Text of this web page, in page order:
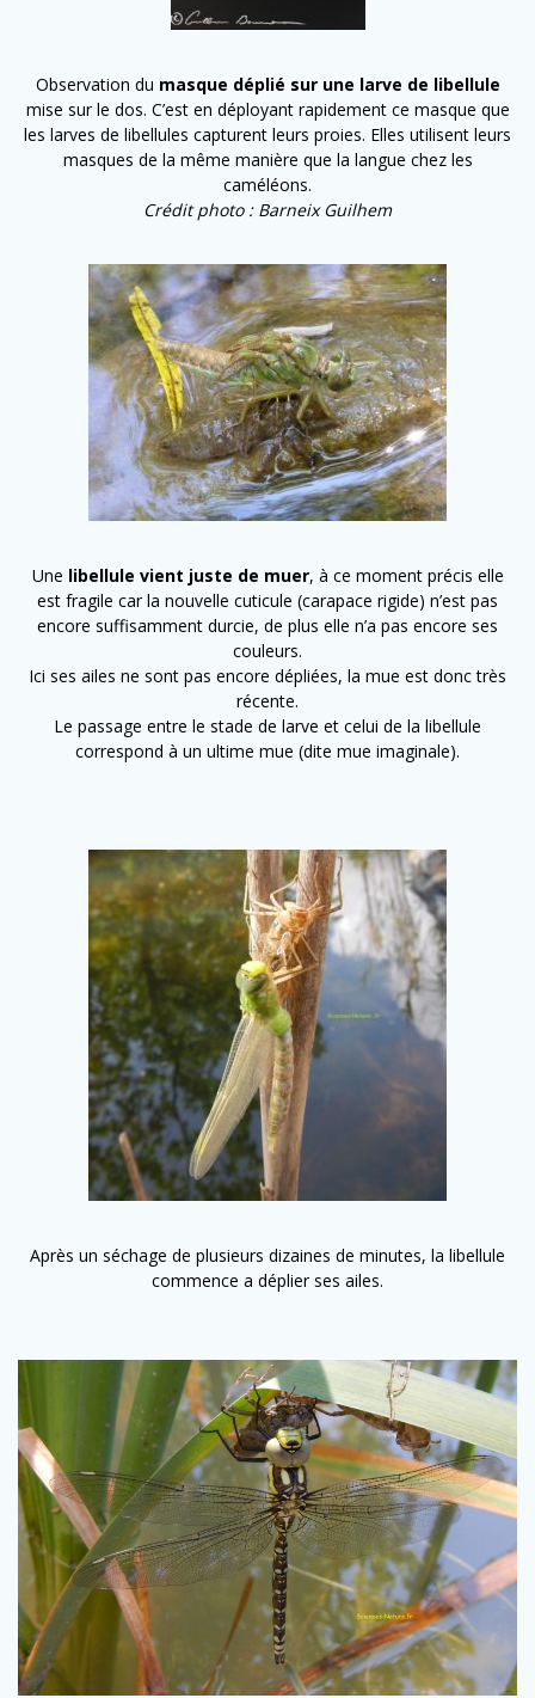
Observation du masque déplié sur une larve de libellule
mise sur le dos. C’est en déployant rapidement ce masque que
les larves de libellules capturent leurs proies. Elles utilisent leurs
masques de la même manière que la langue chez les
caméléons.
Crédit photo : Barneix Guilhem
Une libellule vient juste de muer, à ce moment précis elle
est fragile car la nouvelle cuticule (carapace rigide) n’est pas
encore suffisamment durcie, de plus elle n’a pas encore ses
couleurs.
Ici ses ailes ne sont pas encore dépliées, la mue est donc très
récente.
Le passage entre le stade de larve et celui de la libellule
correspond à un ultime mue (dite mue imaginale).
Après un séchage de plusieurs dizaines de minutes, la libellule
commence a déplier ses ailes.